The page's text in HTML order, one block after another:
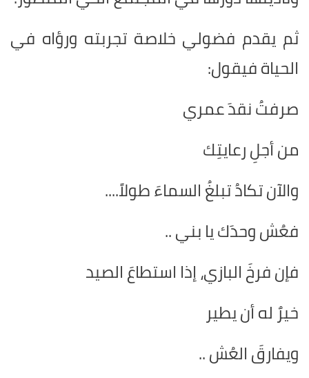
ثم يقدم فضولي خلاصة تجربته ورؤاه في
الحياة فيقول:
صرفتُ نقدَ عمري
من أجلِ رعايتِك
والآن تكادُ تبلغُ السماءَ طولاً....
فعُش وحدَك يا بني ..
فإن فرخَ البازي، إذا استطاعَ الصيد
خيرٌ له أن يطير
ويفارقَ العُش ..